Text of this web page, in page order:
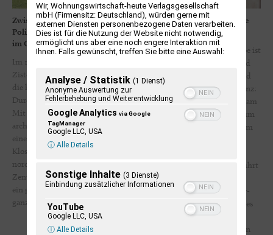
Zwischen Armutsideal und
Politik. Der Zisterzienserorden
im Ostseeraum
Im 12. Jahrhundert prägte der
Zisterzienserorden maßgeblich
die kulturelle und kirchliche
Durchdringung des Ostseeraums.
Mit klaren Strukturen,
architektonischen Leitbildern und
einem weit verzweigten Netz von
Klostergründungen verband er die
nordischen Königreiche mit den
Zentren Europas und schuf dabei
ein geistiges Rückgrat für eine
ganze Region im Wandel.
Dieter Pape. Ein Leben für die
Kunst
Der Kunstpädagoge Dieter Pape ist
seit Jahrzehnten im Kunst- und
Kulturleben der Stadt Plön und
weit darüber hinaus eine Instanz:
als langjähriger Kunsterzieher am
Staatlichen Internatsgymnasium
Schloss Plön (heute Gymnasium
überragenden Leistungen geführt
hat, und seit über 35 Jahren als
einer der Kuratoren der Plöner-
Sommer-Ausstellungen und des
Kunstvereins Schwimmhalle
Schloss Plön mit vielbeachteten
Wir, Wohnungswirtschaft-heute Verlagsgesellschaft
mbH (Firmensitz: Deutschland), würden gerne mit
externen Diensten personenbezogene Daten verarbeiten.
Dies ist für die Nutzung der Website nicht notwendig,
ermöglicht uns aber eine noch engere Interaktion mit
Ihnen. Falls gewünscht, treffen Sie bitte eine Auswahl:
Analyse / Statistik (1 Dienst)
Anonyme Auswertung zur
Fehlerbehebung und Weiterentwicklung
Google Analytics via Google
TagManager
Google LLC, USA
ⓘ Alle Details
Sonstige Inhalte (3 Dienste)
Einbindung zusätzlicher Informationen
YouTube
Google LLC, USA
ⓘ Alle Details